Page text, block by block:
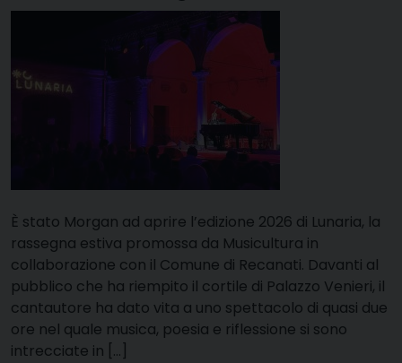
È stato Morgan ad aprire l’edizione 2026 di Lunaria, la
rassegna estiva promossa da Musicultura in
collaborazione con il Comune di Recanati. Davanti al
pubblico che ha riempito il cortile di Palazzo Venieri, il
cantautore ha dato vita a uno spettacolo di quasi due
ore nel quale musica, poesia e riflessione si sono
intrecciate in […]